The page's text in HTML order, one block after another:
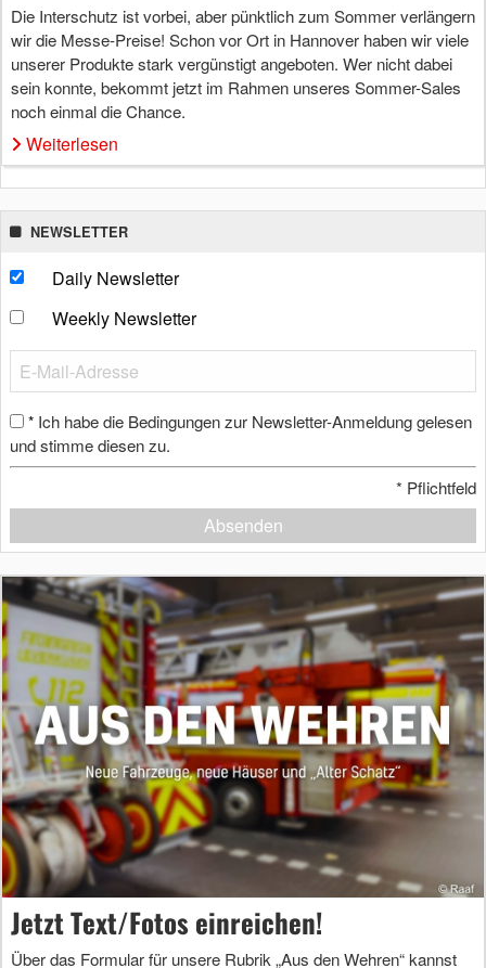
Die Interschutz ist vorbei, aber pünktlich zum Sommer verlängern
wir die Messe-Preise! Schon vor Ort in Hannover haben wir viele
unserer Produkte stark vergünstigt angeboten. Wer nicht dabei
sein konnte, bekommt jetzt im Rahmen unseres Sommer-Sales
noch einmal die Chance.
Weiterlesen
NEWSLETTER
Daily Newsletter
Weekly Newsletter
* Ich habe die Bedingungen zur Newsletter-Anmeldung gelesen
und stimme diesen zu.
* Pflichtfeld
Absenden
Jetzt Text/Fotos einreichen!
Über das Formular für unsere Rubrik „Aus den Wehren“ kannst